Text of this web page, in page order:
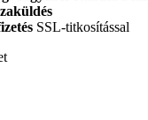
SSL-titkosítással